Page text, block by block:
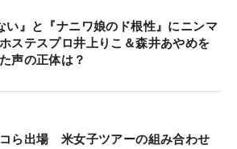
トロール・小石孝之会長によるス
3ないを守れるか』とエールが
とは日ごろから小石会長に言われ
焦らない、がっつかない』とい
いだ。
いてしまったかもしれないで
い』と『ナニワ娘のド根性』にニンマ
ステスプロ井上りこ＆森井あやめを
声の正体は？
ら出場 米女子ツアーの組み合わせ